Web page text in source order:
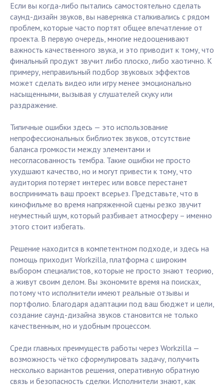
Если вы когда-либо пытались самостоятельно сделать
саунд-дизайн звуков, вы наверняка сталкивались с рядом
проблем, которые часто портят общее впечатление от
проекта. В первую очередь, многие недооценивают
важность качественного звука, и это приводит к тому, что
финальный продукт звучит либо плоско, либо хаотично. К
примеру, неправильный подбор звуковых эффектов
может сделать видео или игру менее эмоционально
насыщенными, вызывая у слушателей скуку или
раздражение.
Типичные ошибки здесь — это использование
непрофессиональных библиотек звуков, отсутствие
баланса громкости между элементами и
несогласованность тембра. Такие ошибки не просто
ухудшают качество, но и могут привести к тому, что
аудитория потеряет интерес или вовсе перестанет
воспринимать ваш проект всерьез. Представьте, что в
кинофильме во время напряженной сцены резко звучит
неуместный шум, который разбивает атмосферу – именно
этого стоит избегать.
Решение находится в компетентном подходе, и здесь на
помощь приходит Workzilla, платформа с широким
выбором специалистов, которые не просто знают теорию,
а живут своим делом. Вы экономите время на поисках,
потому что исполнители имеют реальные отзывы и
портфолио. Благодаря адаптации под ваш бюджет и цели,
создание саунд-дизайна звуков становится не только
качественным, но и удобным процессом.
Среди главных преимуществ работы через Workzilla —
возможность чётко сформулировать задачу, получить
несколько вариантов решения, оперативную обратную
связь и безопасность сделки. Исполнители знают, как